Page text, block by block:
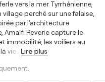
vers la mer Tyrrhénienne,
perché sur une falaise,
par l'architecture
Amalfi Reverie capture le
immobilité, les voiliers au
vie
Lire plus